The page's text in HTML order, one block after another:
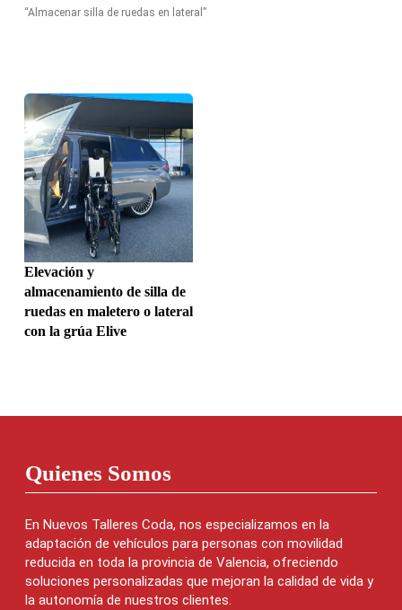
“Almacenar silla de ruedas en lateral”
Elevación y
almacenamiento de silla de
ruedas en maletero o lateral
con la grúa Elive
Quienes Somos
En Nuevos Talleres Coda, nos especializamos en la
adaptación de vehículos para personas con movilidad
reducida en toda la provincia de Valencia, ofreciendo
soluciones personalizadas que mejoran la calidad de vida y
la autonomía de nuestros clientes.